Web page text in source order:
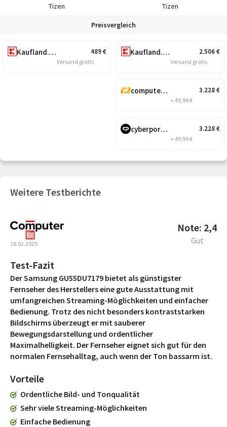
Tizen
Tizen
Preisvergleich
489€
Kaufland.de
Versand gratis
2.506€
Kaufland.de
Versand gratis
3.228€
computeruniverse.net
+ 49,99 €
3.228€
cyberport.de
+ 49,99 €
Weitere Testberichte
18.02.2025
Note: 2,4
Gut
Test-Fazit
Der Samsung GU55DU7179 bietet als günstigster
Fernseher des Herstellers eine gute Ausstattung mit
umfangreichen Streaming-Möglichkeiten und einfacher
Bedienung. Trotz des nicht besonders kontraststarken
Bildschirms überzeugt er mit sauberer
Bewegungsdarstellung und ordentlicher
Maximalhelligkeit. Der Fernseher eignet sich gut für den
normalen Fernsehalltag, auch wenn der Ton bassarm ist.
Vorteile
Ordentliche Bild- und Tonqualität
Sehr viele Streaming-Möglichkeiten
Einfache Bedienung